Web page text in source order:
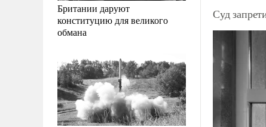
Британии даруют
конституцию для великого
обмана
Суд